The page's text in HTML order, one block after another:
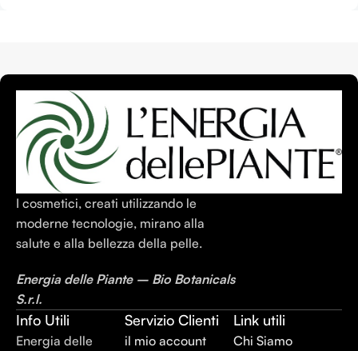
I cosmetici, creati utilizzando le
moderne tecnologie, mirano alla
salute e alla bellezza della pelle.
Energia delle Piante – Bio Botanicals
S.r.l.
Info Utili
Energia delle
Servizio Clienti
il mio account
Link utili
Chi Siamo